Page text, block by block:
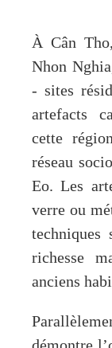
À Cân
Nhon
- sites
artefacts
cette
réseau
Eo. Les
verre ou
techniques
richesse
anciens